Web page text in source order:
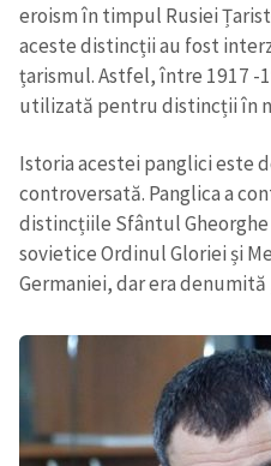
eroism în timpul Rusiei
aceste distincții au fost
țarismul. Astfel, între 1917 -
utilizată pentru distincții în
Istoria acestei panglici este
controversată. Panglica a
distincțiile Sfântul
sovietice Ordinul Gloriei și
Germaniei, dar era denumită
Titlu știre+ Adaugă titlu
Fotografie
+ Încarcă imagine
Mesajul știrei
+ Mesajul știrei